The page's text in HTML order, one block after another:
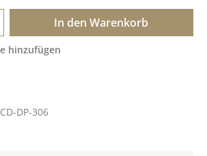
Gib den gewünschten
In den Warenkorb
hinzufügen
CD-DP-306